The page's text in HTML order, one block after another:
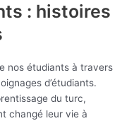
: histoires
nos étudiants à travers
d’étudiants.
du turc,
changé leur vie à